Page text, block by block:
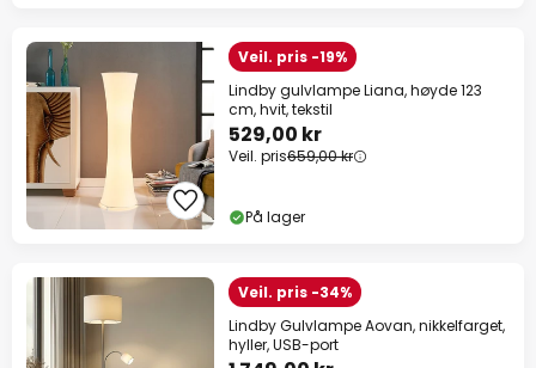
Veil. pris -19%
Lindby gulvlampe Liana, høyde 123
cm, hvit, tekstil
529,00 kr
Veil. pris659,00 kr
På lager
Veil. pris -34%
Lindby Gulvlampe Aovan, nikkelfarget,
hyller, USB-port